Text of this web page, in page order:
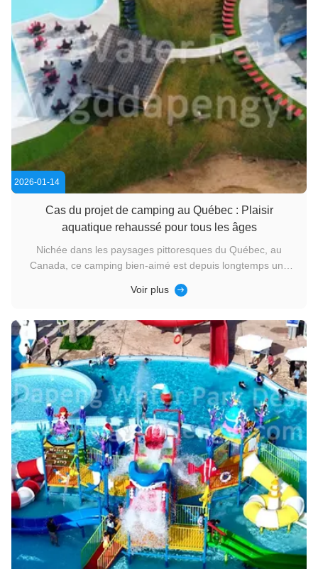
2026-01-14
Cas du projet de camping au Québec : Plaisir
aquatique rehaussé pour tous les âges
Nichée dans les paysages pittoresques du Québec, au
Canada, ce camping bien-aimé est depuis longtemps une
familles à la recherche d'un mélange de nature et de loisirs.
visiteurs, le camping ...
Voir plus